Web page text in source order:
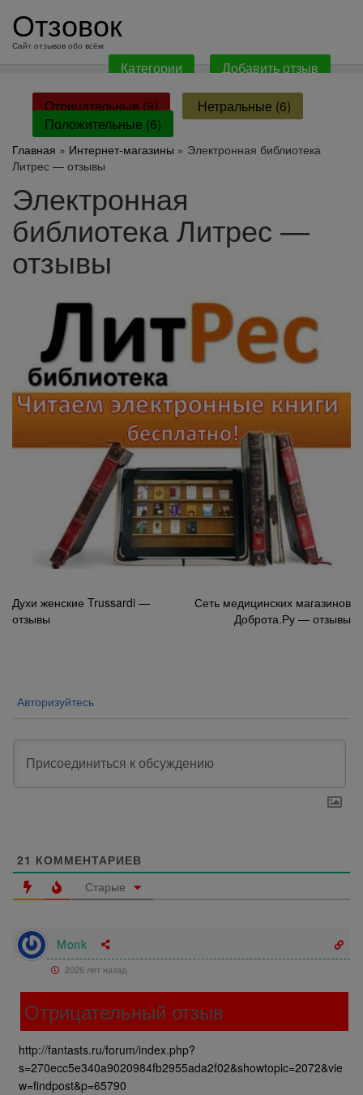
содержанию
Отзовок
Сайт отзывов обо всём
Категории Добавить отзыв
Отрицательные (9)
Нетральные (6)
Положительные (6)
Главная » Интернет-магазины » Электронная библиотека
Литрес — отзывы
Электронная
библиотека Литрес —
отзывы
Навигация
по
Духи женские Trussardi —
отзывы
Сеть медицинских магазинов
Доброта.Ру — отзывы
Авторизуйтесь
21 КОММЕНТАРИЕВ
Старые
Monk
2026 лет назад
Отрицательный отзыв
http://fantasts.ru/forum/index.php?
s=270ecc5e340a9020984fb2955ada2f02&showtopic=2072&vie
w=findpost&p=65790